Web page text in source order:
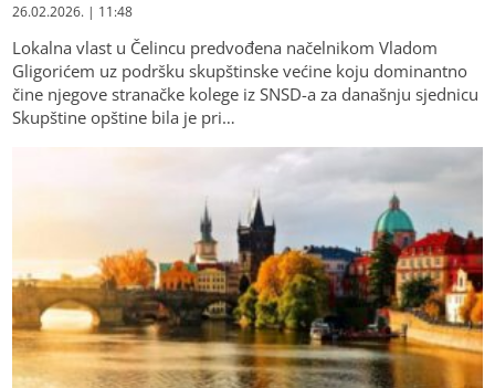
26.02.2026. | 11:48
Lokalna vlast u Čelincu predvođena načelnikom Vladom
Gligorićem uz podršku skupštinske većine koju dominantno
čine njegove stranačke kolege iz SNSD-a za današnju sjednicu
Skupštine opštine bila je pri…